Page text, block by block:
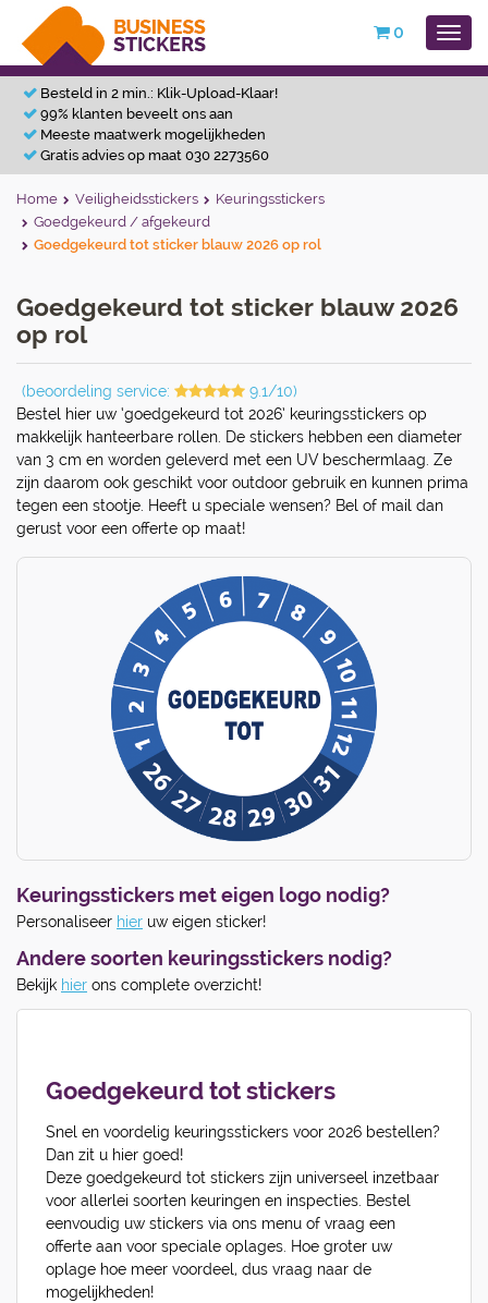
0
Besteld in 2 min.: Klik-Upload-Klaar!
99% klanten beveelt ons aan
Meeste maatwerk mogelijkheden
Gratis advies op maat 030 2273560
Home Veiligheidsstickers
Keuringsstickers
Goedgekeurd / afgekeurd
Goedgekeurd tot sticker blauw 2026 op rol
Goedgekeurd tot sticker blauw 2026
op rol
(beoordeling service:
9.1/10)
Bestel hier uw ‘goedgekeurd tot 2026’ keuringsstickers op
makkelijk hanteerbare rollen. De stickers hebben een diameter
van 3 cm en worden geleverd met een UV beschermlaag. Ze
zijn daarom ook geschikt voor outdoor gebruik en kunnen prima
tegen een stootje. Heeft u speciale wensen? Bel of mail dan
gerust voor een offerte op maat!
Keuringsstickers met eigen logo nodig?
Personaliseer hier uw eigen sticker!
Andere soorten keuringsstickers nodig?
Bekijk hier ons complete overzicht!
Goedgekeurd tot stickers
Snel en voordelig keuringsstickers voor 2026 bestellen?
Dan zit u hier goed!
Deze goedgekeurd tot stickers zijn universeel inzetbaar
voor allerlei soorten keuringen en inspecties. Bestel
eenvoudig uw stickers via ons menu of vraag een
offerte aan voor speciale oplages. Hoe groter uw
oplage hoe meer voordeel, dus vraag naar de
mogelijkheden!